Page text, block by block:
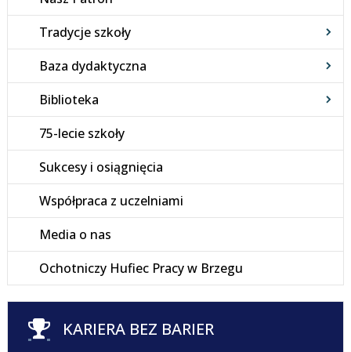
Tradycje szkoły
Baza dydaktyczna
Biblioteka
75-lecie szkoły
Sukcesy i osiągnięcia
Współpraca z uczelniami
Media o nas
Ochotniczy Hufiec Pracy w Brzegu
KARIERA BEZ BARIER